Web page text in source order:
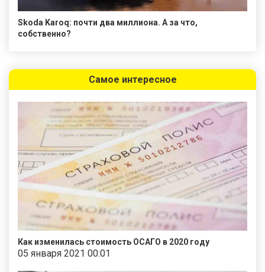
Skoda Karoq: почти два миллиона. А за что,
собственно?
Самое интересное
Как изменилась стоимость ОСАГО в 2020 году
05 января 2021 00:01